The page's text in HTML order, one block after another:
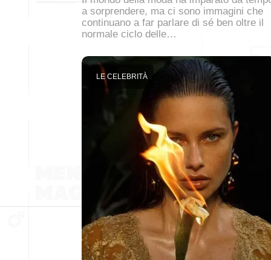
a sorprendere, ma ci sono immagini che
continuano a far parlare di sé ben oltre il
normale ciclo delle…
LE CELEBRITÀ